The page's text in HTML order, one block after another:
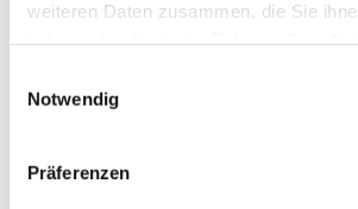
weiteren Daten zusammen, die Sie
Notwendig
Präferenzen
Gemeindezentrum Herz
Düngelstr. 34, 44623